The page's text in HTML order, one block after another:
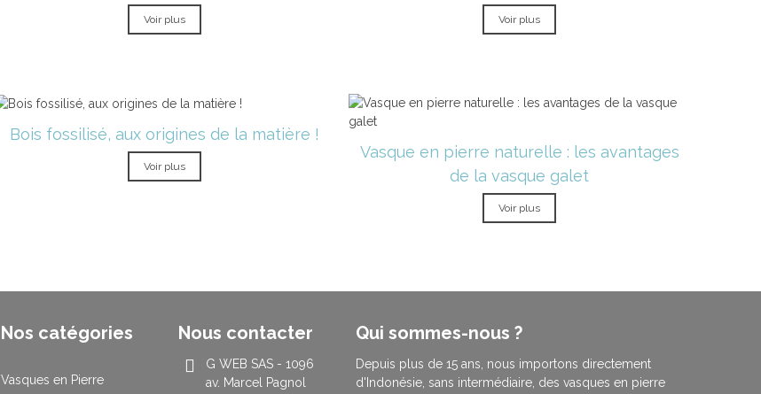
Voir plus Voir plus
Bois fossilisé, aux origines de la matière !
Voir plus
Vasque en pierre naturelle : les avantages
de la vasque galet
Voir plus
Nos catégories
Vasques en Pierre
Nous contacter
G WEB SAS - 1096
av. Marcel Pagnol
Qui sommes-nous ?
Depuis plus de 15 ans, nous importons directement
d'Indonésie, sans intermédiaire, des vasques en pierre